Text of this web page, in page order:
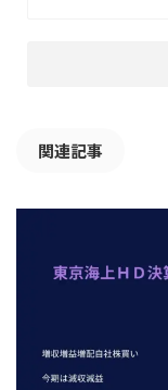
関連記事